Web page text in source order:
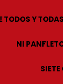
TODOS Y
NI